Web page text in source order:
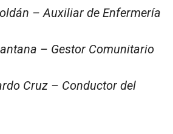
– Auxiliar de Enfermería
– Gestor Comunitario
Cruz – Conductor del